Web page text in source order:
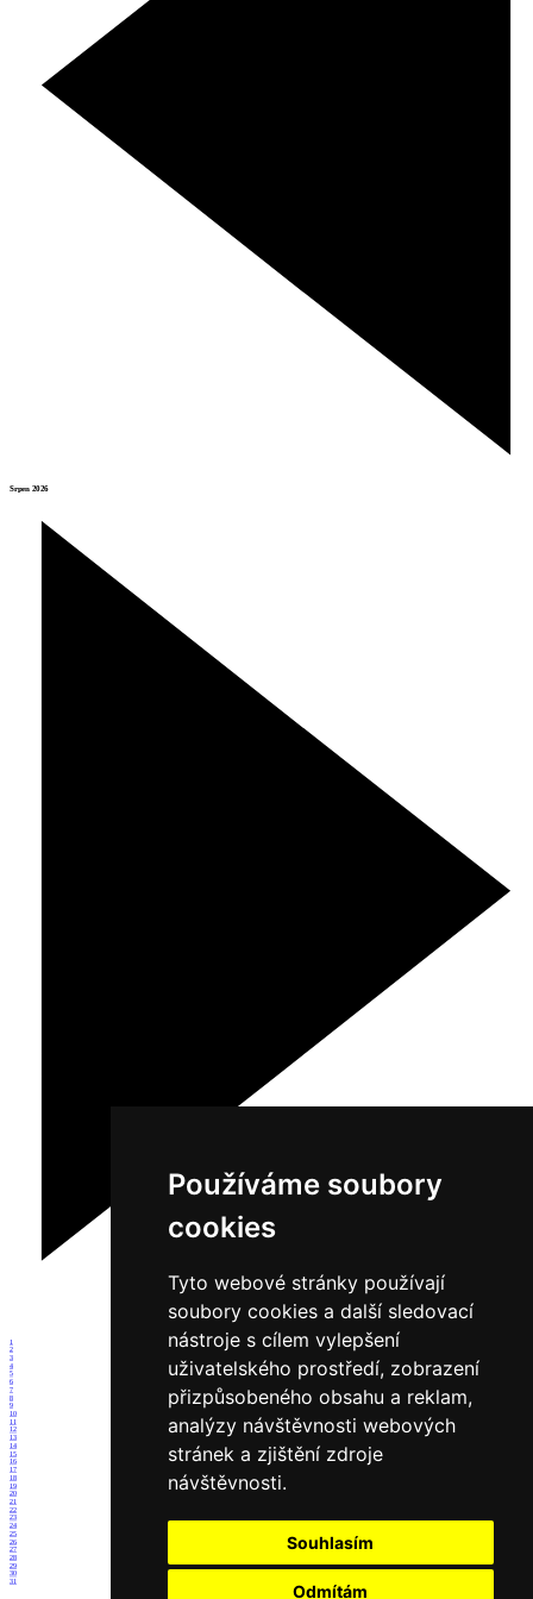
Používáme soubory
cookies
Tyto webové stránky používají
soubory cookies a další sledovací
nástroje s cílem vylepšení
uživatelského prostředí, zobrazení
přizpůsobeného obsahu a reklam,
analýzy návštěvnosti webových
stránek a zjištění zdroje
návštěvnosti.
Souhlasím
Odmítám
Srpen 2026
1
2
3
4
5
6
7
8
9
10
11
12
13
14
15
16
17
18
19
20
21
22
23
24
25
26
27
28
29
30
31